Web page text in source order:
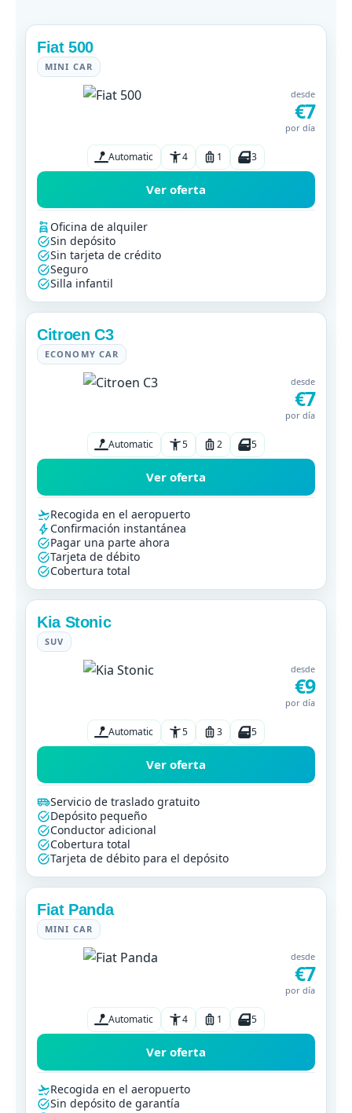
Fiat 500
MINI CAR
desde
€7
por día
Automatic 4 1 3
Ver oferta
Oficina de alquiler
Sin depósito
Sin tarjeta de crédito
Seguro
Silla infantil
Citroen C3
ECONOMY CAR
desde
€7
por día
Automatic 5 2 5
Ver oferta
Recogida en el aeropuerto
Confirmación instantánea
Pagar una parte ahora
Tarjeta de débito
Cobertura total
Kia Stonic
SUV
desde
€9
por día
Automatic 5 3 5
Ver oferta
Servicio de traslado gratuito
Depósito pequeño
Conductor adicional
Cobertura total
Tarjeta de débito para el depósito
Fiat Panda
MINI CAR
desde
€7
por día
Automatic 4 1 5
Ver oferta
Recogida en el aeropuerto
Sin depósito de garantía